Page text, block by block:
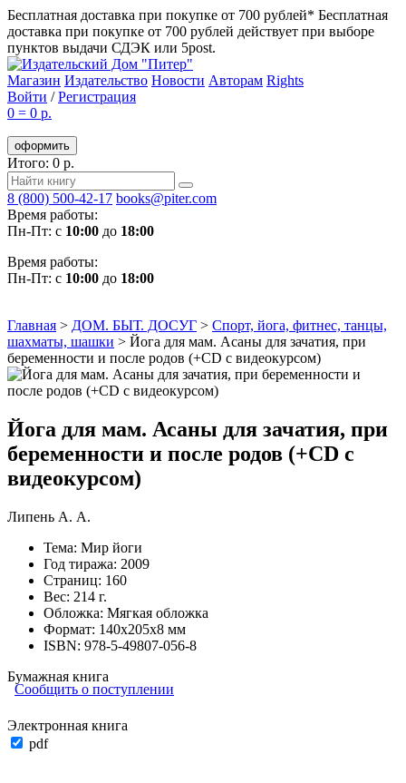
Бесплатная доставка при покупке от 700 рублей* Бесплатная
доставка при покупке от 700 рублей действует при выборе
пунктов выдачи СДЭК или 5post.
Магазин Издательство Новости Авторам Rights
Войти /Регистрация
0 = 0 р.
оформить
Итого: 0 р.
8 (800) 500-42-17 books@piter.com
Время работы:
Пн-Пт: с 10:00 до 18:00
Время работы:
Пн-Пт: с 10:00 до 18:00
Главная > ДОМ. БЫТ. ДОСУГ > Спорт, йога, фитнес, танцы,
шахматы, шашки > Йога для мам. Асаны для зачатия, при
беременности и после родов (+CD с видеокурсом)
Йога для мам. Асаны для зачатия, при
беременности и после родов (+CD с
видеокурсом)
Липень А. А.
Тема: Мир йоги
Год тиража: 2009
Страниц: 160
Вес: 214 г.
Обложка: Мягкая обложка
Формат: 140х205х8 мм
ISBN: 978-5-49807-056-8
Бумажная книга
Сообщить о поступлении
Электронная книга
pdf